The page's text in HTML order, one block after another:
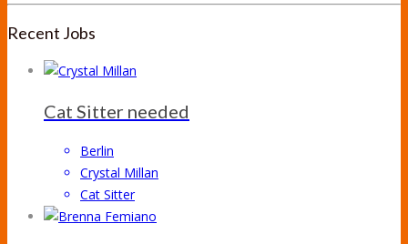
Recent Jobs
Cat Sitter needed
Berlin
Crystal Millan
Cat Sitter